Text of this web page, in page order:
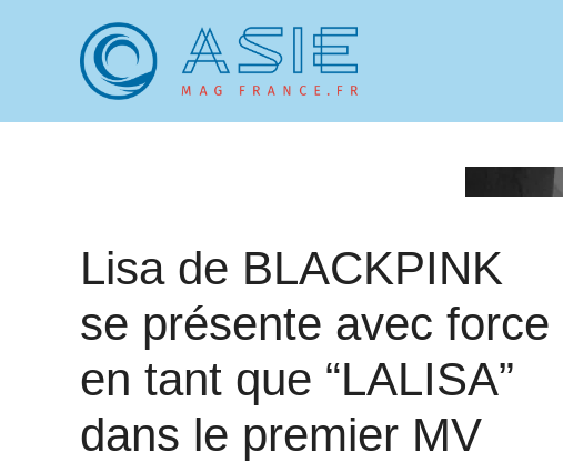
Lisa de BLACKPINK
se présente avec force
en tant que “LALISA”
dans le premier MV